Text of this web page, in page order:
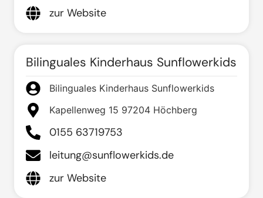
zur Website
Bilinguales Kinderhaus Sunflowerkids
Bilinguales Kinderhaus Sunflowerkids
Kapellenweg 15 97204 Höchberg
0155 63719753
leitung@sunflowerkids.de
zur Website